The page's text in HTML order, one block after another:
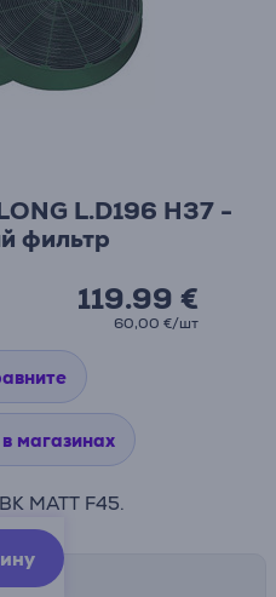
L.D196 H37 -
фильтр
119.99 €
60,00 €/шт
магазинах
MATT F45.